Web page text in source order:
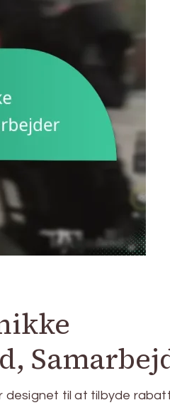
designet til at tilbyde